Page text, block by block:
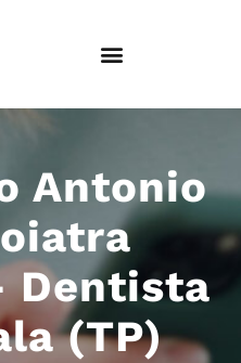
Antonio
Dentista
(TP)